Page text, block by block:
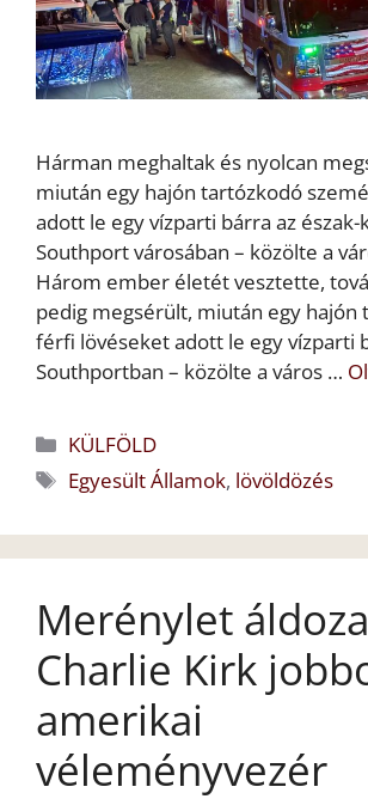
Hárman meghaltak és nyolcan
miután egy hajón tartózkodó
adott le egy vízparti bárra az észak-
Southport városában – közölte a
Három ember életét vesztette,
pedig megsérült, miután egy hajón
férfi lövéseket adott le egy vízparti
Southportban – közölte a város …
Kategória
KÜLFÖLD
Címkék
Egyesült Államok, lövöldözés
Merénylet
Charlie Kirk
amerikai
véleményvezér